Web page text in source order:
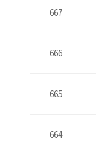
667
666
665
664